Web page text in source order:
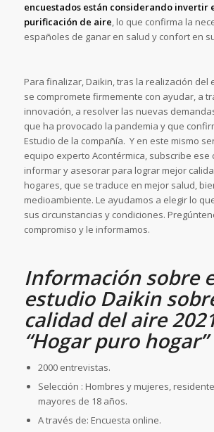
encuestados están considerando invertir
purificación de aire, lo que confirma la
españoles de ganar en salud y confort en
Para finalizar, Daikin, tras la realización del
se compromete firmemente con ayudar, a
innovación, a resolver las nuevas
que ha provocado la pandemia y que
Estudio de la compañía. Y en este mismo
equipo experto Acontérmica, subscribe ese
informar y asesorar para lograr mejor
hogares, que se traduce en mejor salud,
medioambiente. Le ayudamos a elegir lo
sus circunstancias y condiciones.
compromiso y le informamos.
Información sobre
estudio Daikin
calidad del aire
“Hogar puro hogar”
2000 entrevistas.
Selección : Hombres y mujeres,
mayores de 18 años.
A través de: Encuesta online.